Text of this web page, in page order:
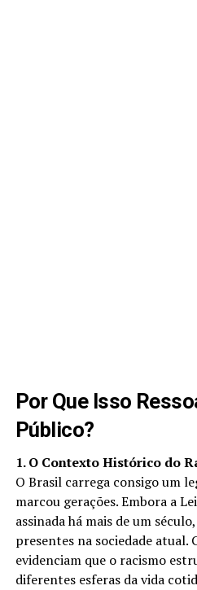
Por Que Isso
Público?
1. O Contexto Histórico do
O Brasil carrega consigo um
marcou gerações. Embora a
assinada há mais de um
presentes na sociedade atual.
evidenciam que o racismo
diferentes esferas da vida